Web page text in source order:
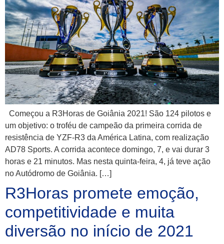
Começou a R3Horas de Goiânia 2021! São 124 pilotos e
um objetivo: o troféu de campeão da primeira corrida de
resistência de YZF-R3 da América Latina, com realização
AD78 Sports. A corrida acontece domingo, 7, e vai durar 3
horas e 21 minutos. Mas nesta quinta-feira, 4, já teve ação
no Autódromo de Goiânia. […]
R3Horas promete emoção,
competitividade e muita
diversão no início de 2021